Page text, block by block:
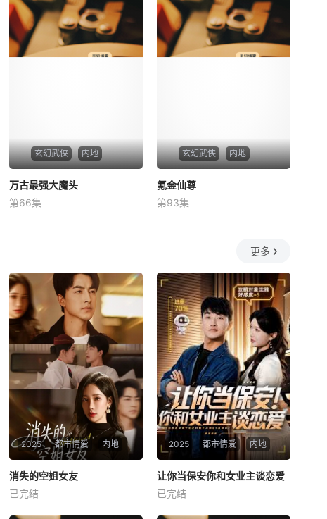
玄幻武侠 内地
万古最强大魔头
未知
万古最强大魔头
第66集
玄幻武侠 内地
氪金仙尊
未知
氪金仙尊
第93集
更多
2025 都市情爱 内地
消失的空姐女友
未知
消失的空姐女友
已完结
2025 都市情爱 内地
未知
让你当保安你和女业主谈恋爱
已完结